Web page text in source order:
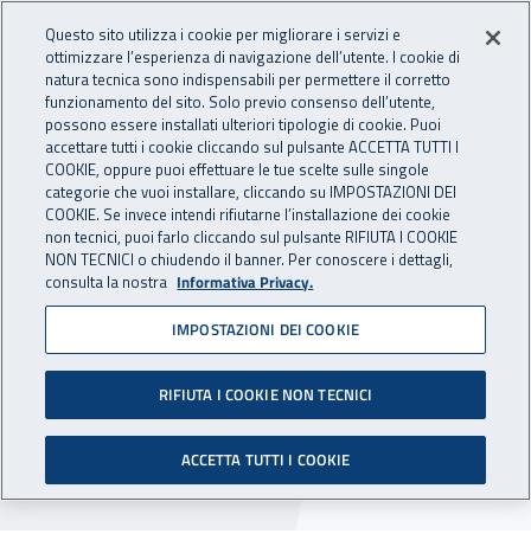
INAIL - Istituto Nazionale
Apri cerca
Navigazione principale
Navigazione - Ti trovi in:
Home Inail comunica Eventi
08 marzo 2019
Iniziative per la giornata
dell'8 marzo
Napoli, Avellino, Benevento - venerdì 8 marzo
2019
Questo sito utilizza i cookie per migliorare i servizi e
ottimizzare l’esperienza di navigazione dell’utente. I cookie di
natura tecnica sono indispensabili per permettere il corretto
funzionamento del sito. Solo previo consenso dell’utente,
possono essere installati ulteriori tipologie di cookie. Puoi
accettare tutti i cookie cliccando sul pulsante ACCETTA TUTTI I
COOKIE, oppure puoi effettuare le tue scelte sulle singole
categorie che vuoi installare, cliccando su IMPOSTAZIONI DEI
COOKIE. Se invece intendi rifiutarne l’installazione dei cookie
non tecnici, puoi farlo cliccando sul pulsante RIFIUTA I COOKIE
NON TECNICI o chiudendo il banner. Per conoscere i dettagli,
consulta la nostra Informativa Privacy.
IMPOSTAZIONI DEI COOKIE
RIFIUTA I COOKIE NON TECNICI
ACCETTA TUTTI I COOKIE